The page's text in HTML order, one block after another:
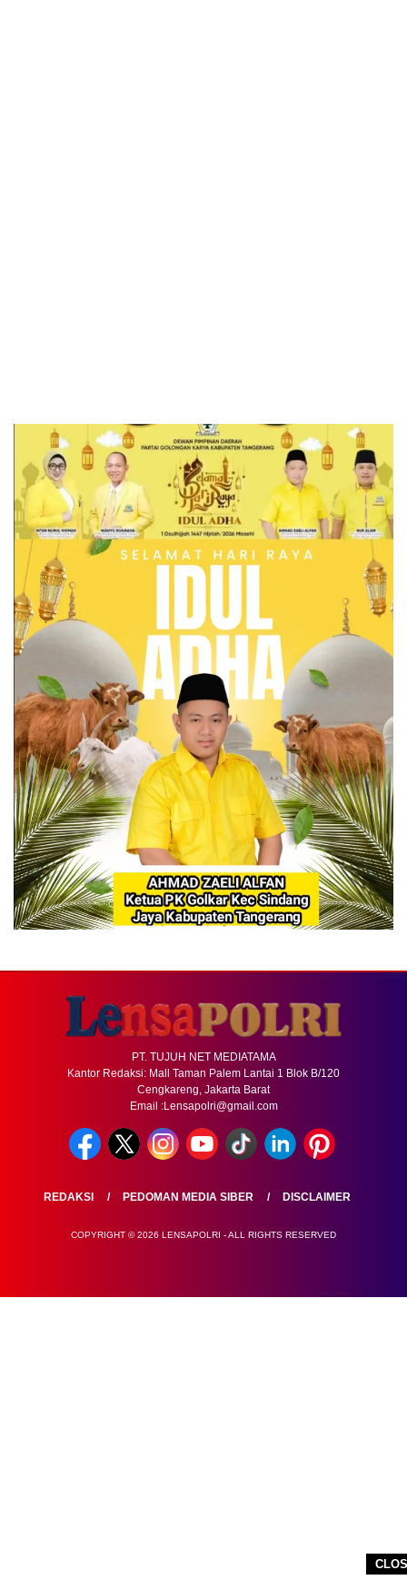
PT. TUJUH NET MEDIATAMA
Kantor Redaksi: Mall Taman Palem Lantai 1 Blok B/120
Cengkareng, Jakarta Barat
Email :Lensapolri@gmail.com
REDAKSI PEDOMAN MEDIA SIBER DISCLAIMER
COPYRIGHT © 2026 LENSAPOLRI - ALL RIGHTS RESERVED